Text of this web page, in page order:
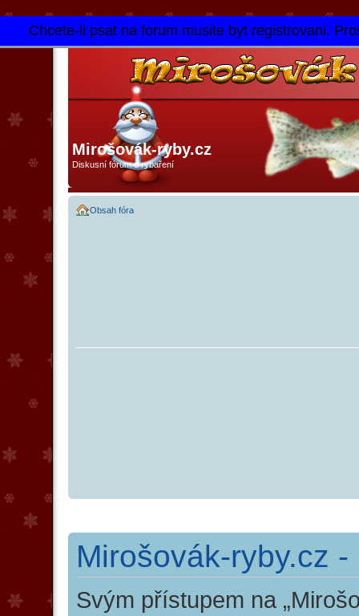
Chcete-li psat na forum musite byt registrovani.
Mirošovák-ryby.cz
Diskusní fórum o rybaření
Obsah fóra
Mirošovák-ryby.cz
Svým přístupem na